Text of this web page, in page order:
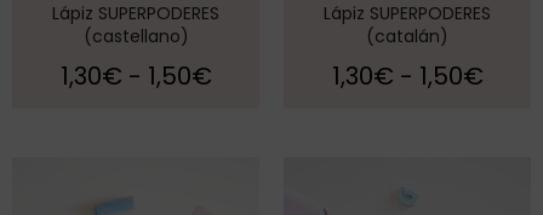
Lápiz SUPERPODERES
(castellano)
1,30€ - 1,50€
Lápiz SUPERPODERES
(catalán)
1,30€ - 1,50€